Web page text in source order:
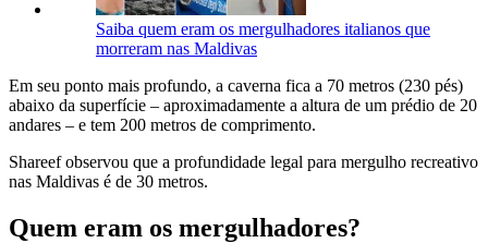
Saiba quem eram os mergulhadores italianos que
morreram nas Maldivas
Em seu ponto mais profundo, a caverna fica a 70 metros (230 pés)
abaixo da superfície – aproximadamente a altura de um prédio de 20
andares – e tem 200 metros de comprimento.
Shareef observou que a profundidade legal para mergulho recreativo
nas Maldivas é de 30 metros.
Quem eram os mergulhadores?